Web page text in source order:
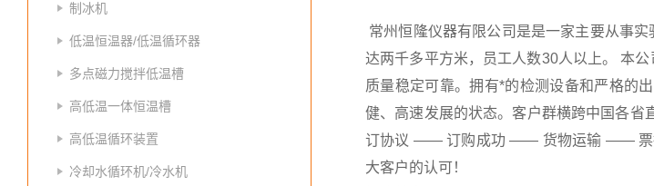
制冰机
低温恒温器/低温循环器
多点磁力搅拌低温槽
高低温一体恒温槽
高低温循环装置
冷却水循环机/冷水机
常州恒隆仪器有限公司是是一家主要从事
达两千多平方米，员工人数30人以上。 本
质量稳定可靠。拥有*的检测设备和严格的
健、高速发展的状态。客户群横跨中国各
订协议 —— 订购成功 —— 货物运输 —— 票
大客户的认可！